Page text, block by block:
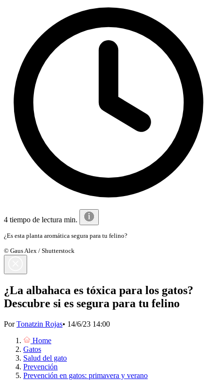
4 tiempo de lectura min.
¿Es esta planta aromática segura para tu felino?
© Gaus Alex / Shutterstock
¿La albahaca es tóxica para los gatos?
Descubre si es segura para tu felino
PorTonatzin Rojas• 14/6/23 14:00
Home
Gatos
Salud del gato
Prevención
Prevención en gatos: primavera y verano